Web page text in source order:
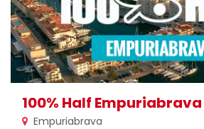
100% Half Empuriabrava
Empuriabrava